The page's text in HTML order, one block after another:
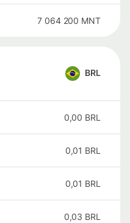
7 064 200 MNT
BRL
0,00 BRL
0,01 BRL
0,01 BRL
0,03 BRL